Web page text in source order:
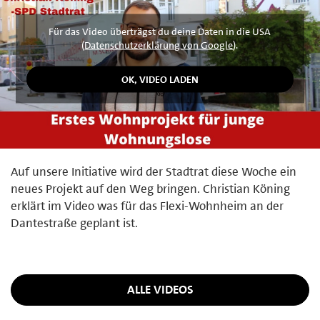
Für das Video überträgst du deine Daten in die USA
(Datenschutzerklärung von Google).
Auf unsere Initiative wird der Stadtrat diese Woche ein
neues Projekt auf den Weg bringen. Christian Köning
erklärt im Video was für das Flexi-Wohnheim an der
Dantestraße geplant ist.
ALLE VIDEOS